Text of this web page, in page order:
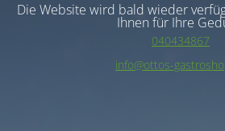
Die Website wird bald wieder
Ihnen für Ihre
040434867
info@ottos-